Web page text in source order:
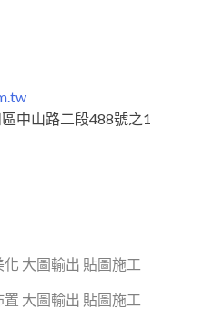
中山路二段488號之1
大圖輸出 貼圖施工
大圖輸出 貼圖施工